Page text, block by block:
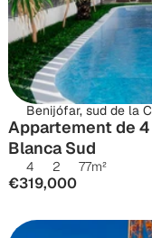
Benijófar, sud de la
Appartement de
Blanca Sud
4 2 77m²
€319,000